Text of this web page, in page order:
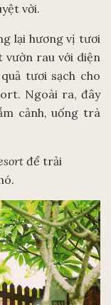
vời.
lại hương vị tươi
vườn rau với diện
tươi sạch cho
Ngoài ra, đây
cảnh, uống trà
để trải